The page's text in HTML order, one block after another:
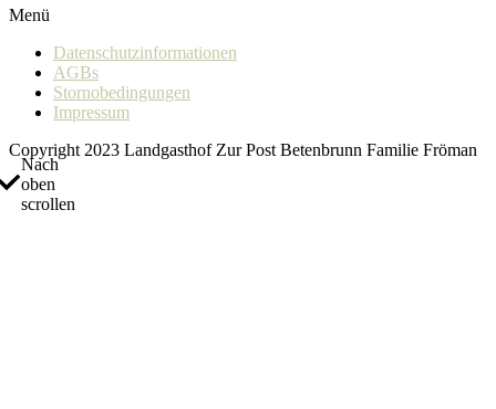
Menü
Datenschutzinformationen
AGBs
Stornobedingungen
Impressum
Copyright 2023 Landgasthof Zur Post Betenbrunn Familie Fröman
Nach
oben
scrollen